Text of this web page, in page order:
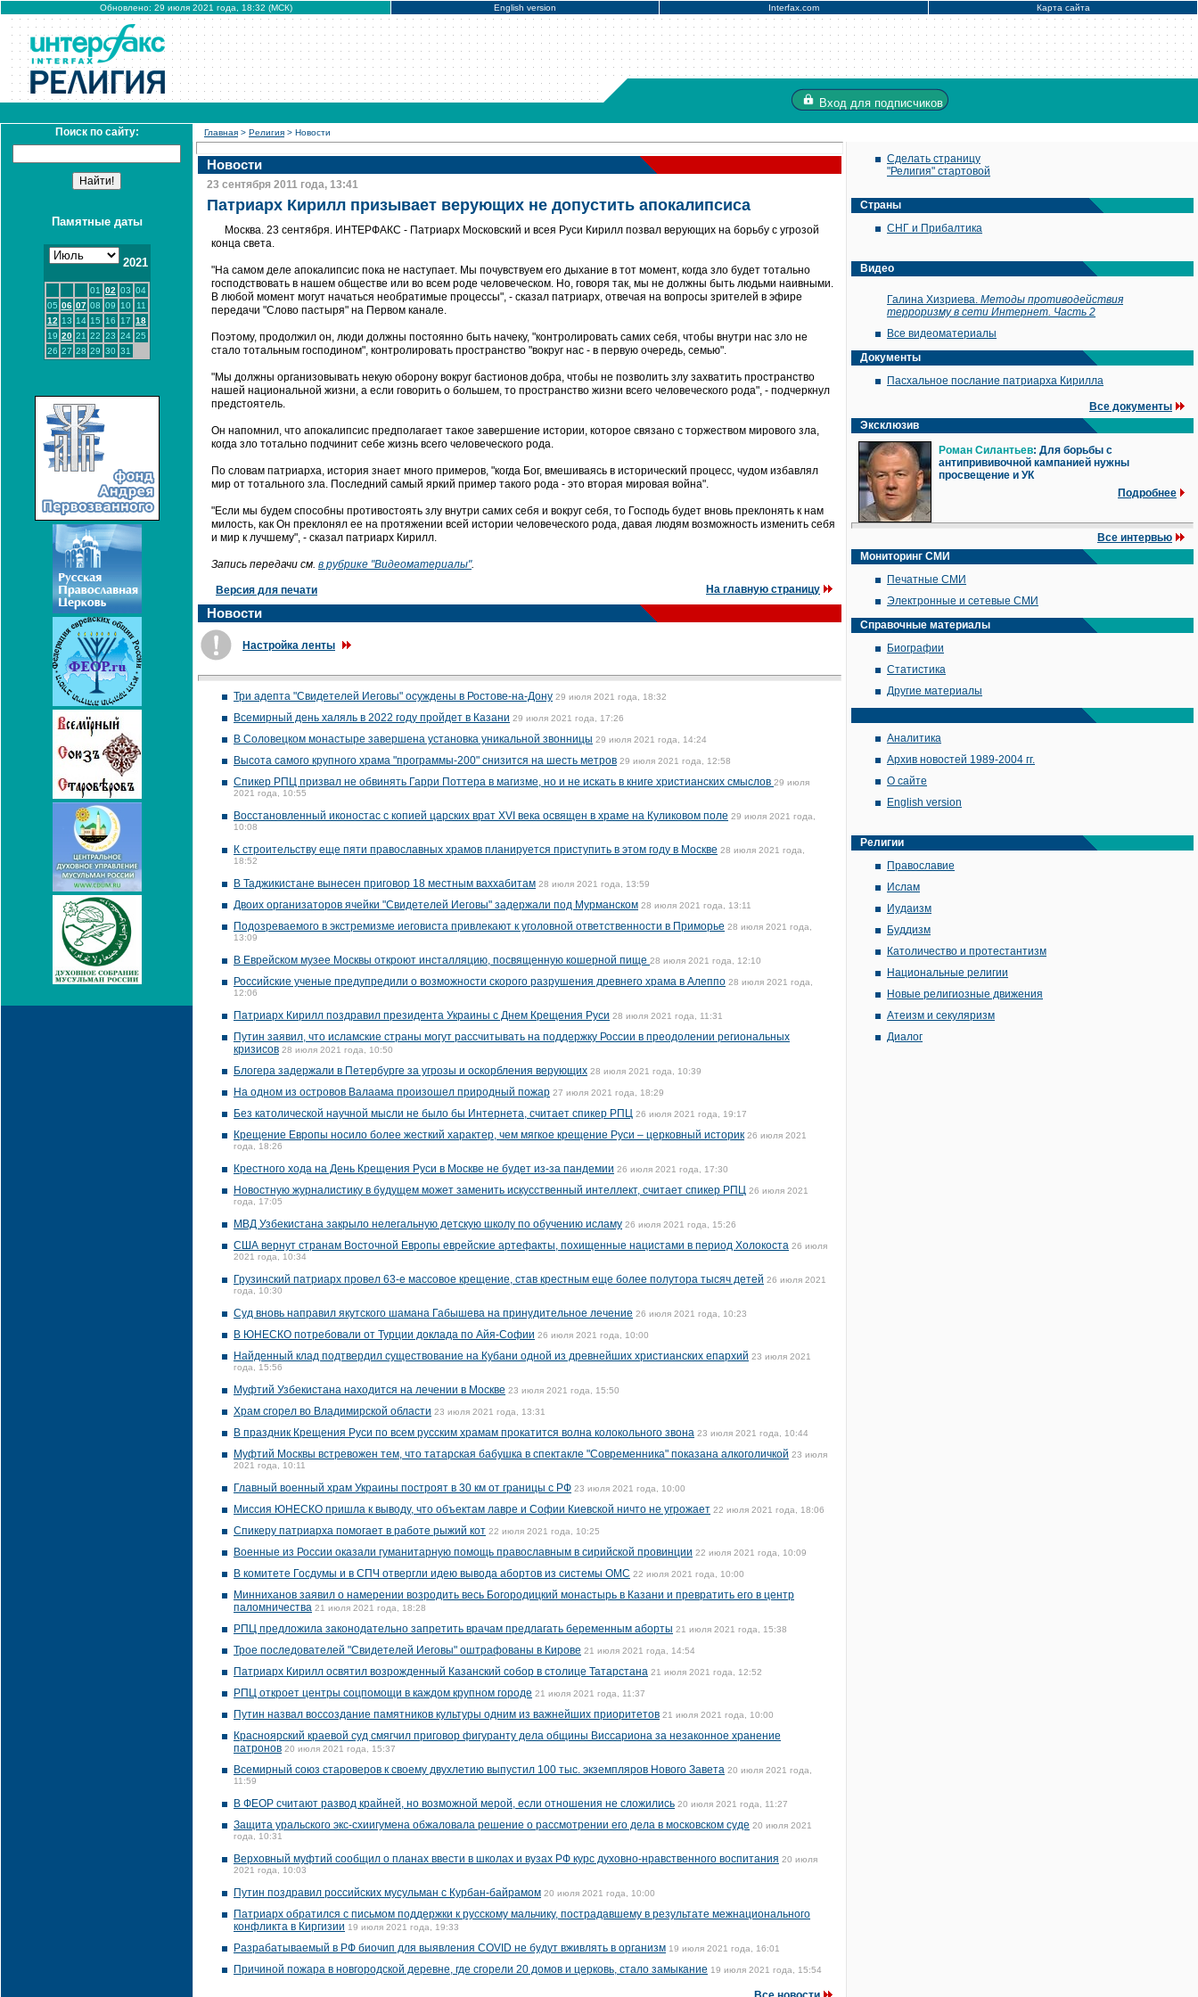
Обновлено: 29 июля 2021 года, 18:32 (МСК) English version Interfax.com Карта сайта
Вход для подписчиков
Поиск по сайту:
Памятные даты
2021
01 02 03 04
05 06 07 08 09 10
11
12 13 14 15 16 17 18
19 20 21 22 23 24 25
26 27 28 29 30 31
Главная > Религия > Новости
Новости
23 сентября 2011 года, 13:41
Патриарх Кирилл призывает верующих не допустить апокалипсиса
Москва. 23 сентября. ИНТЕРФАКС - Патриарх Московский и всея Руси Кирилл позвал верующих на борьбу с угрозой
конца света.
"На самом деле апокалипсис пока не наступает. Мы почувствуем его дыхание в тот момент, когда зло будет тотально
господствовать в нашем обществе или во всем роде человеческом. Но, говоря так, мы не должны быть людьми наивными.
В любой момент могут начаться необратимые процессы", - сказал патриарх, отвечая на вопросы зрителей в эфире
передачи "Слово пастыря" на Первом канале.
Поэтому, продолжил он, люди должны постоянно быть начеку, "контролировать самих себя, чтобы внутри нас зло не
стало тотальным господином", контролировать пространство "вокруг нас - в первую очередь, семью".
"Мы должны организовывать некую оборону вокруг бастионов добра, чтобы не позволить злу захватить пространство
нашей национальной жизни, а если говорить о большем, то пространство жизни всего человеческого рода", - подчеркнул
предстоятель.
Он напомнил, что апокалипсис предполагает такое завершение истории, которое связано с торжеством мирового зла,
когда зло тотально подчинит себе жизнь всего человеческого рода.
По словам патриарха, история знает много примеров, "когда Бог, вмешиваясь в исторический процесс, чудом избавлял
мир от тотального зла. Последний самый яркий пример такого рода - это вторая мировая война".
"Если мы будем способны противостоять злу внутри самих себя и вокруг себя, то Господь будет вновь преклонять к нам
милость, как Он преклонял ее на протяжении всей истории человеческого рода, давая людям возможность изменить себя
и мир к лучшему", - сказал патриарх Кирилл.
Запись передачи см. в рубрике "Видеоматериалы".
Версия для печати На главную страницу
Новости
Настройка ленты
Три адепта "Свидетелей Иеговы" осуждены в Ростове-на-Дону 29 июля 2021 года, 18:32
Всемирный день халяль в 2022 году пройдет в Казани 29 июля 2021 года, 17:26
В Соловецком монастыре завершена установка уникальной звонницы 29 июля 2021 года, 14:24
Высота самого крупного храма "программы-200" снизится на шесть метров 29 июля 2021 года, 12:58
Спикер РПЦ призвал не обвинять Гарри Поттера в магизме, но и не искать в книге христианских смыслов 29 июля
2021 года, 10:55
Восстановленный иконостас с копией царских врат XVI века освящен в храме на Куликовом поле 29 июля 2021 года,
10:08
К строительству еще пяти православных храмов планируется приступить в этом году в Москве 28 июля 2021 года,
18:52
В Таджикистане вынесен приговор 18 местным ваххабитам 28 июля 2021 года, 13:59
Двоих организаторов ячейки "Свидетелей Иеговы" задержали под Мурманском 28 июля 2021 года, 13:11
Подозреваемого в экстремизме иеговиста привлекают к уголовной ответственности в Приморье 28 июля 2021 года,
13:09
В Еврейском музее Москвы откроют инсталляцию, посвященную кошерной пище 28 июля 2021 года, 12:10
Российские ученые предупредили о возможности скорого разрушения древнего храма в Алеппо 28 июля 2021 года,
12:06
Патриарх Кирилл поздравил президента Украины с Днем Крещения Руси 28 июля 2021 года, 11:31
Путин заявил, что исламские страны могут рассчитывать на поддержку России в преодолении региональных
кризисов 28 июля 2021 года, 10:50
Блогера задержали в Петербурге за угрозы и оскорбления верующих 28 июля 2021 года, 10:39
На одном из островов Валаама произошел природный пожар 27 июля 2021 года, 18:29
Без католической научной мысли не было бы Интернета, считает спикер РПЦ 26 июля 2021 года, 19:17
Крещение Европы носило более жесткий характер, чем мягкое крещение Руси – церковный историк 26 июля 2021
года, 18:26
Крестного хода на День Крещения Руси в Москве не будет из-за пандемии 26 июля 2021 года, 17:30
Новостную журналистику в будущем может заменить искусственный интеллект, считает спикер РПЦ 26 июля 2021
года, 17:05
МВД Узбекистана закрыло нелегальную детскую школу по обучению исламу 26 июля 2021 года, 15:26
США вернут странам Восточной Европы еврейские артефакты, похищенные нацистами в период Холокоста 26 июля
2021 года, 10:34
Грузинский патриарх провел 63-е массовое крещение, став крестным еще более полутора тысяч детей 26 июля 2021
года, 10:30
Суд вновь направил якутского шамана Габышева на принудительное лечение 26 июля 2021 года, 10:23
В ЮНЕСКО потребовали от Турции доклада по Айя-Софии 26 июля 2021 года, 10:00
Найденный клад подтвердил существование на Кубани одной из древнейших христианских епархий 23 июля 2021
года, 15:56
Муфтий Узбекистана находится на лечении в Москве 23 июля 2021 года, 15:50
Храм сгорел во Владимирской области 23 июля 2021 года, 13:31
В праздник Крещения Руси по всем русским храмам прокатится волна колокольного звона 23 июля 2021 года, 10:44
Муфтий Москвы встревожен тем, что татарская бабушка в спектакле "Современника" показана алкоголичкой 23 июля
2021 года, 10:11
Главный военный храм Украины построят в 30 км от границы с РФ 23 июля 2021 года, 10:00
Миссия ЮНЕСКО пришла к выводу, что объектам лавре и Софии Киевской ничто не угрожает 22 июля 2021 года, 18:06
Спикеру патриарха помогает в работе рыжий кот 22 июля 2021 года, 10:25
Военные из России оказали гуманитарную помощь православным в сирийской провинции 22 июля 2021 года, 10:09
В комитете Госдумы и в СПЧ отвергли идею вывода абортов из системы ОМС 22 июля 2021 года, 10:00
Минниханов заявил о намерении возродить весь Богородицкий монастырь в Казани и превратить его в центр
паломничества 21 июля 2021 года, 18:28
РПЦ предложила законодательно запретить врачам предлагать беременным аборты 21 июля 2021 года, 15:38
Трое последователей "Свидетелей Иеговы" оштрафованы в Кирове 21 июля 2021 года, 14:54
Патриарх Кирилл освятил возрожденный Казанский собор в столице Татарстана 21 июля 2021 года, 12:52
РПЦ откроет центры соцпомощи в каждом крупном городе 21 июля 2021 года, 11:37
Путин назвал воссоздание памятников культуры одним из важнейших приоритетов 21 июля 2021 года, 10:00
Красноярский краевой суд смягчил приговор фигуранту дела общины Виссариона за незаконное хранение
патронов 20 июля 2021 года, 15:37
Всемирный союз староверов к своему двухлетию выпустил 100 тыс. экземпляров Нового Завета 20 июля 2021 года,
11:59
В ФЕОР считают развод крайней, но возможной мерой, если отношения не сложились 20 июля 2021 года, 11:27
Защита уральского экс-схиигумена обжаловала решение о рассмотрении его дела в московском суде 20 июля 2021
года, 10:31
Верховный муфтий сообщил о планах ввести в школах и вузах РФ курс духовно-нравственного воспитания 20 июля
2021 года, 10:03
Путин поздравил российских мусульман с Курбан-байрамом 20 июля 2021 года, 10:00
Патриарх обратился с письмом поддержки к русскому мальчику, пострадавшему в результате межнационального
конфликта в Киргизии 19 июля 2021 года, 19:33
Разрабатываемый в РФ биочип для выявления COVID не будут вживлять в организм 19 июля 2021 года, 16:01
Причиной пожара в новгородской деревне, где сгорели 20 домов и церковь, стало замыкание 19 июля 2021 года, 15:54
Сделать страницу
"Религия" стартовой
Страны
СНГ и Прибалтика
Видео
Галина Хизриева. Методы противодействия
терроризму в сети Интернет. Часть 2
Все видеоматериалы
Документы
Пасхальное послание патриарха Кирилла
Все документы
Эксклюзив
Роман Силантьев: Для борьбы с
антипрививочной кампанией нужны
просвещение и УК
Подробнее
Все интервью
Мониторинг СМИ
Печатные СМИ
Электронные и сетевые СМИ
Справочные материалы
Биографии
Статистика
Другие материалы
Аналитика
Архив новостей 1989-2004 гг.
О сайте
English version
Религии
Православие
Ислам
Иудаизм
Буддизм
Католичество и протестантизм
Национальные религии
Новые религиозные движения
Атеизм и секуляризм
Диалог